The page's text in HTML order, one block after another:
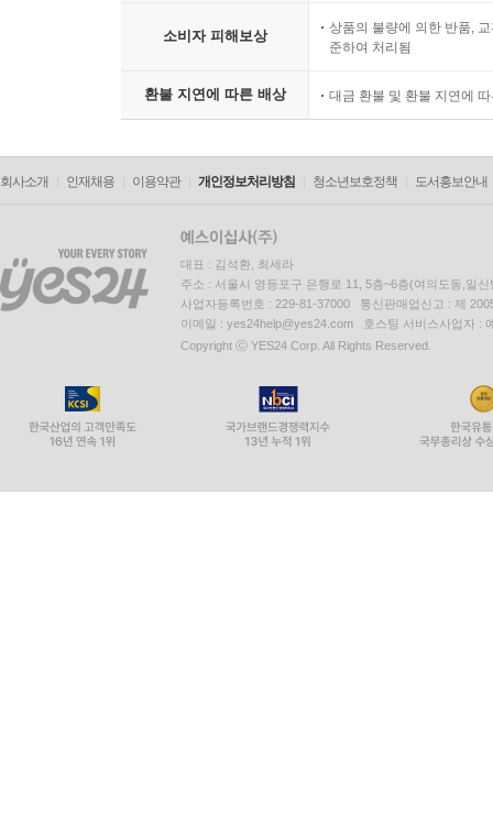
소비자 피해보상
상품의 불량에 의한 반품,
준하여 처리됨
환불 지연에 따른 배상 대금 환불 및 환불 지연에
회사소개 인재채용 이용약관 개인정보처리방침 청소년보호정책 도서홍보안내
대표 : 김석환, 최세라
주소 : 서울시 영등포구 은행로 11, 5층~6층(여의도동,일신
사업자등록번호 : 229-81-37000 통신판매업신고 : 제
이메일 : yes24help@yes24.com 호스팅 서비스사업자 :
Copyright ⓒ YES24 Corp. All Rights Reserved.